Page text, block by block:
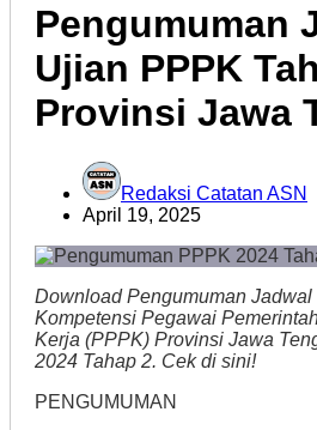
Pengumuman
Ujian PPPK
Provinsi Jawa
Redaksi Catatan ASN
April 19, 2025
Download Pengumuman
Kompetensi Pegawai
Kerja (PPPK) Provinsi Jawa
2024 Tahap 2. Cek di sini!
PENGUMUMAN